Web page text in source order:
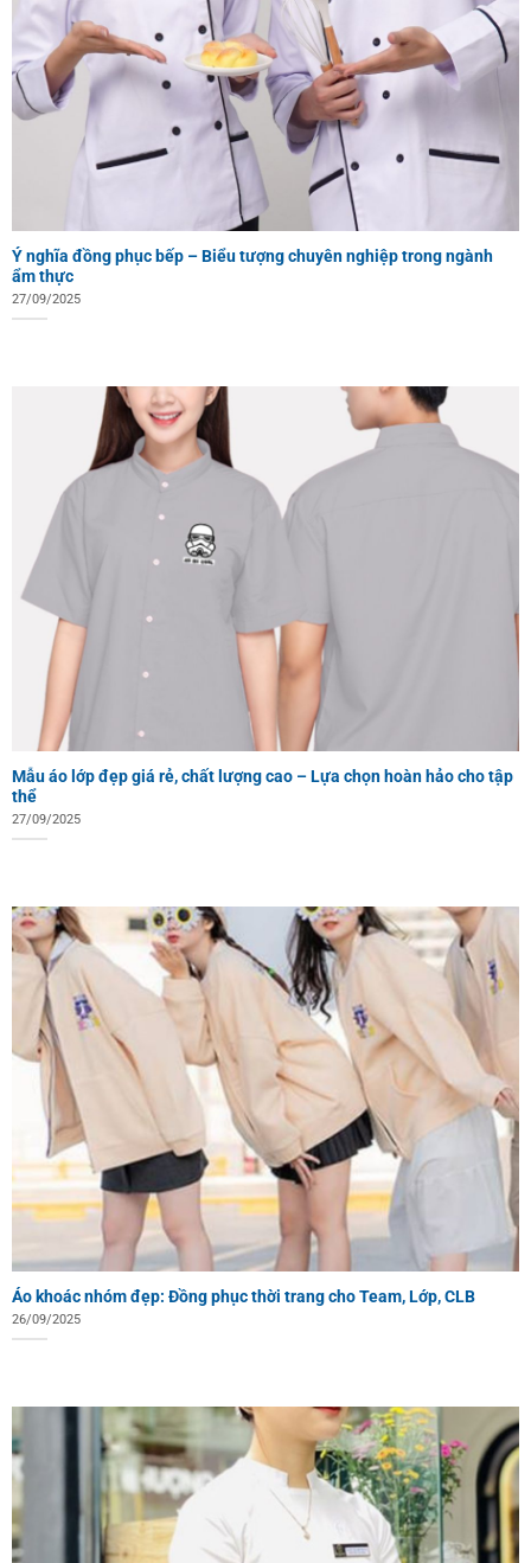
Ý nghĩa đồng phục bếp – Biểu tượng chuyên nghiệp trong ngành
ẩm thực
27/09/2025
Mẫu áo lớp đẹp giá rẻ, chất lượng cao – Lựa chọn hoàn hảo cho tập
thể
27/09/2025
Áo khoác nhóm đẹp: Đồng phục thời trang cho Team, Lớp, CLB
26/09/2025